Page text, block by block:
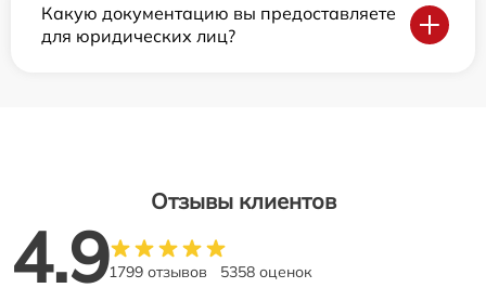
Какую документацию вы предоставляете
для юридических лиц?
Отзывы клиентов
4.91799 отзывов 5358 оценок